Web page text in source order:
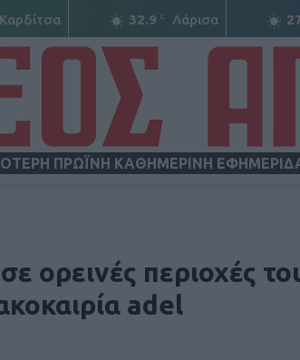
Καρδίτσα 32.9 C Λάρισα
ΠΡΩΪΝΗ ΚΑΘΗΜΕΡΙΝΗ
ορεινές περιοχές
adel